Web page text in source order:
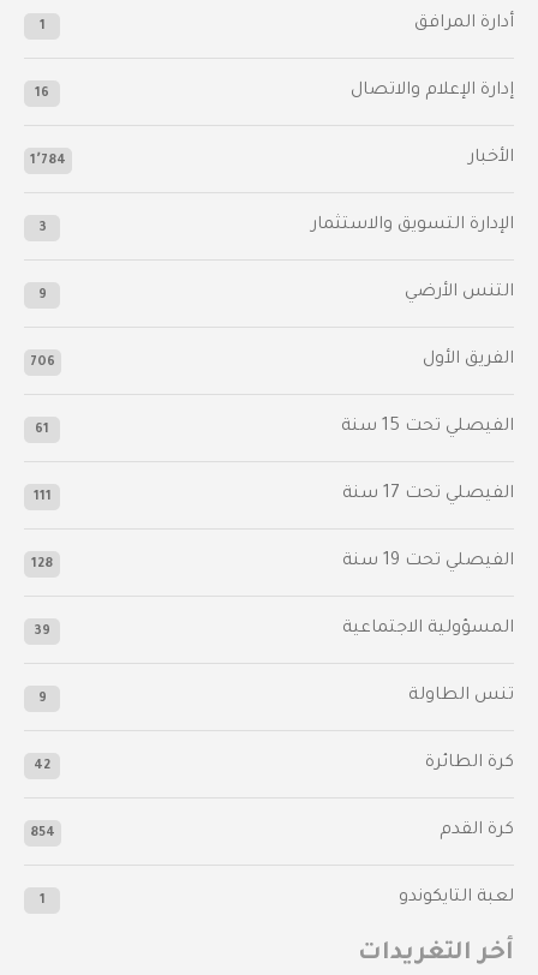
أدارة المرافق 1
إدارة الإعلام والاتصال 16
الأخبار 1٬784
الإدارة التسويق والاستثمار 3
التنس الأرضي 9
الفريق الأول 706
الفيصلي‬⁩ تحت 15 سنة 61
‫الفيصلي‬⁩ تحت 17 سنة 111
الفيصلي‬⁩ تحت 19 سنة 128
المسؤولية الاجتماعية 39
تنس الطاولة 9
كرة الطائرة 42
كرة القدم 854
لعبة التايكوندو 1
أخر التغريدات